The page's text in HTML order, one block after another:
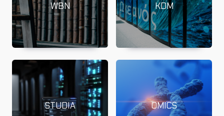
WBN KDM
STUDIA OMICS